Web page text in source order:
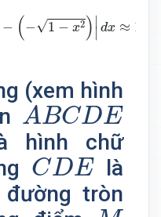
− (−√1 − x2 ) ∣ dx ≈ 12
(xem hình
ABCDE
ABCDE
hình chữ
CDE
CDE là
tròn
M